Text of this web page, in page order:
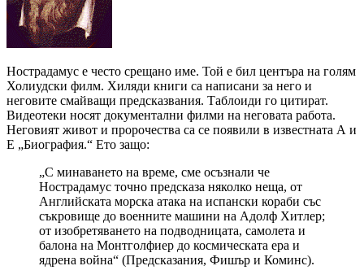
Нострадамус е често срещано име. Той е бил центъра на голям
Холиудски филм. Хиляди книги са написани за него и
неговите смайващи предсказвания. Таблоиди го цитират.
Видеотеки носят документални филми на неговата работа.
Неговият живот и пророчества са се появили в известната А и
Е „Биография.“ Ето защо:
„С минаването на време, сме осъзнали че
Нострадамус точно предсказа няколко неща, от
Английската морска атака на испански кораби със
съкровище до военните машини на Адолф Хитлер;
от изобретяването на подводницата, самолета и
балона на Монтголфиер до космическата ера и
ядрена война“ (Предсказания, Фишър и Коминс).